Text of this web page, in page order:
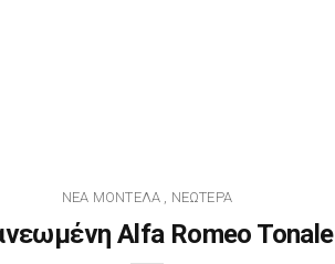
ΝΈΑ ΜΟΝΤΈΛΑ , ΝΕΏΤΕΡΑ
Alfa Romeo Tonale